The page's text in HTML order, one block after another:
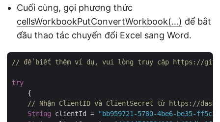
Cuối cùng, gọi phương thức
cellsWorkbookPutConvertWorkbook(…) để bắt
đầu thao tác chuyển đổi Excel sang Word.
// để biết thêm ví dụ, vui lòng truy cập https://
try
    {
// Nhận ClientID và ClientSecret từ https://
String clientId =
"bb959721-5780-4be6-be35-